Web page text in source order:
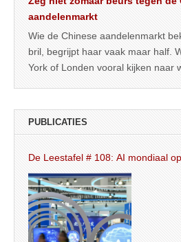
aandelenmarkt
Wie de Chinese aandelenmarkt
bril, begrijpt haar vaak maar half.
York of Londen vooral kijken naar
PUBLICATIES
De Leestafel # 108: AI